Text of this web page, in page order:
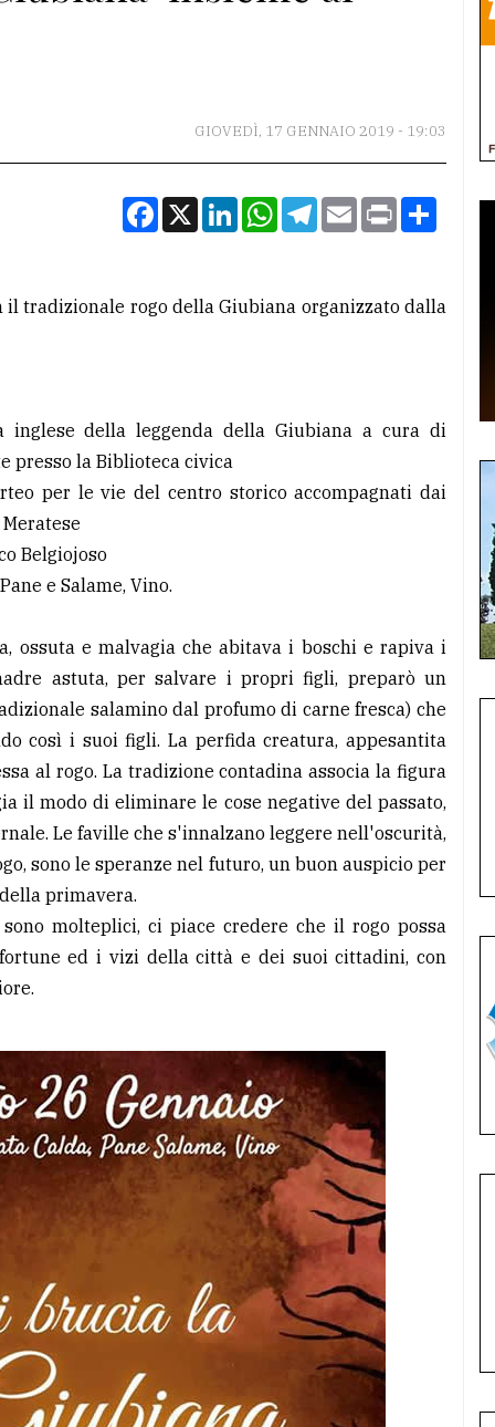
GIOVEDÌ, 17 GENNAIO 2019 - 19:03
Facebook
X LinkedInWhatsApp
Telegram
EmailPrint
tradizionale rogo della Giubiana organizzato dalla
inglese della leggenda della Giubiana a cura di
presso la Biblioteca civica
per le vie del centro storico accompagnati dai
Belgiojoso
e Salame, Vino.
ossuta e malvagia che abitava i boschi e rapiva i
astuta, per salvare i propri figli, preparò un
salamino dal profumo di carne fresca) che
così i suoi figli. La perfida creatura, appesantita
al rogo. La tradizione contadina associa la figura
il modo di eliminare le cose negative del passato,
Le faville che s'innalzano leggere nell'oscurità,
sono le speranze nel futuro, un buon auspicio per
primavera.
molteplici, ci piace credere che il rogo possa
ed i vizi della città e dei suoi cittadini, con